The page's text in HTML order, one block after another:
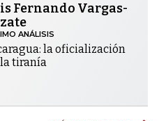
Fernando Vargas-
ANÁLISIS
la oficialización
tiranía